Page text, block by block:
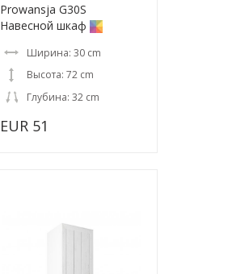
Prowansja G30S
Навесной шкаф
Ширина: 30 cm
Высота: 72 cm
Глубина: 32 cm
EUR 51